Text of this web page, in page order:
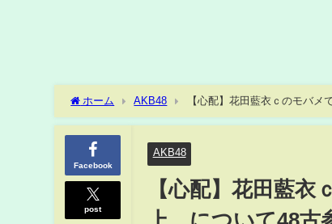
ホーム AKB48 【心配】花田藍衣ｃのモバメ
Facebook
post
AKB48
【心配】花田藍
上…について48古